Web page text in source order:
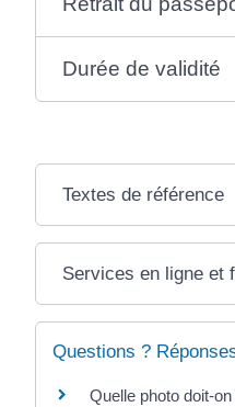
Durée de validité
Textes de référence
Services en ligne et
Questions ?
Quelle photo doit-